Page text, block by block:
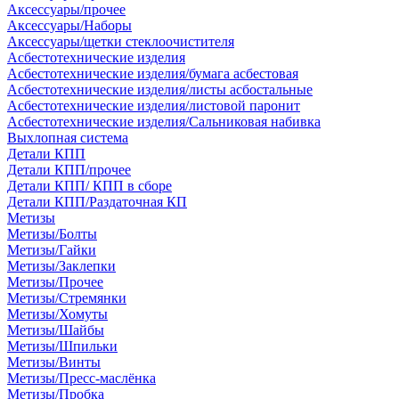
Аксессуары/прочее
Аксессуары/Наборы
Аксессуары/щетки стеклоочистителя
Асбестотехнические изделия
Асбестотехнические изделия/бумага асбестовая
Асбестотехнические изделия/листы асбостальные
Асбестотехнические изделия/листовой паронит
Асбестотехнические изделия/Сальниковая набивка
Выхлопная система
Детали КПП
Детали КПП/прочее
Детали КПП/ КПП в сборе
Детали КПП/Раздаточная КП
Метизы
Метизы/Болты
Метизы/Гайки
Метизы/Заклепки
Метизы/Прочее
Метизы/Стремянки
Метизы/Хомуты
Метизы/Шайбы
Метизы/Шпильки
Метизы/Винты
Метизы/Пресс-маслёнка
Метизы/Пробка